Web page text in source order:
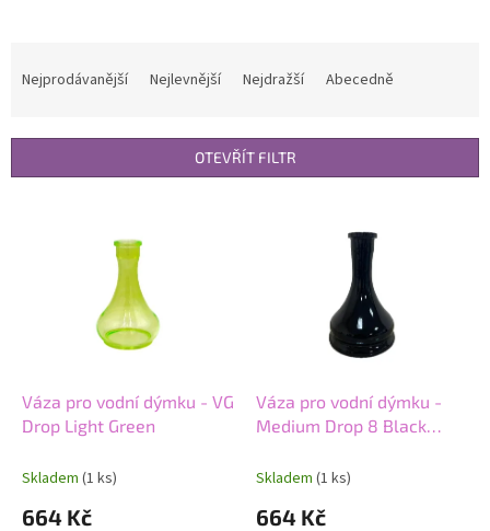
í
Nejprodávanější Nejlevnější Nejdražší Abecedně
OTEVŘÍT FILTR
Váza pro vodní dýmku - VG
Drop Light Green
Skladem (1 ks)
664 Kč
Váza pro vodní dýmku -
Medium Drop 8 Black
Skladem (1 ks)
664 Kč